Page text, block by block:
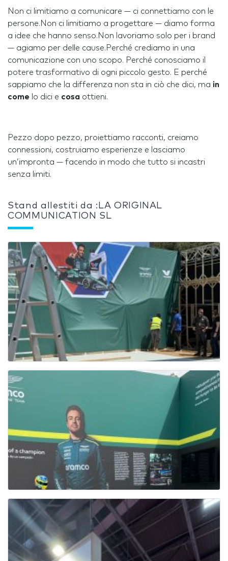
Non ci limitiamo a comunicare — ci connettiamo con le
persone.Non ci limitiamo a progettare — diamo forma
a idee che hanno senso.Non lavoriamo solo per i brand
— agiamo per delle cause.Perché crediamo in una
comunicazione con uno scopo. Perché conosciamo il
potere trasformativo di ogni piccolo gesto. E perché
sappiamo che la differenza non sta in ciò che dici, ma in
come lo dici e cosa ottieni.
Pezzo dopo pezzo, proiettiamo racconti, creiamo
connessioni, costruiamo esperienze e lasciamo
un’impronta — facendo in modo che tutto si incastri
senza limiti.
Stand allestiti da :LA ORIGINAL
COMMUNICATION SL